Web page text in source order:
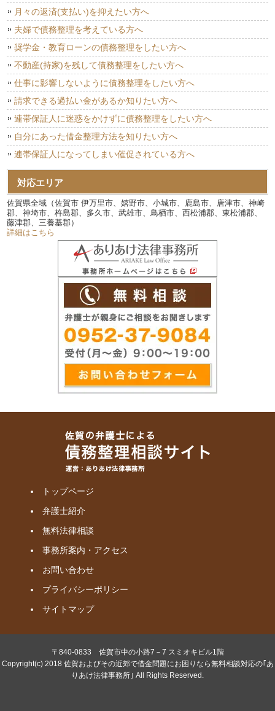
月々の返済(支払い)を抑えたい方へ
夫婦で債務整理を考えている方へ
奨学金・教育ローンの債務整理をしたい方へ
不動産(持家)を残して債務整理をしたい方へ
仕事に影響しないように債務整理をしたい方へ
請求できる過払い金があるか知りたい方へ
連帯保証人に迷惑をかけずに債務整理をしたい方へ
自分にあった借金整理方法を知りたい方へ
連帯保証人になってしまい催促されている方へ
対応エリア
佐賀県全域（佐賀市 伊万里市、嬉野市、小城市、鹿島市、唐津市、神崎
郡、神埼市、杵島郡、多久市、武雄市、鳥栖市、西松浦郡、東松浦郡、
藤津郡、三養基郡）
詳細はこちら
トップページ
弁護士紹介
無料法律相談
事務所案内・アクセス
お問い合わせ
プライバシーポリシー
サイトマップ
〒840-0833 佐賀市中の小路7－7 スミオキビル1階
Copyright(c) 2018 佐賀およびその近郊で借金問題にお困りなら無料相談対応の｢あ
りあけ法律事務所｣ All Rights Reserved.